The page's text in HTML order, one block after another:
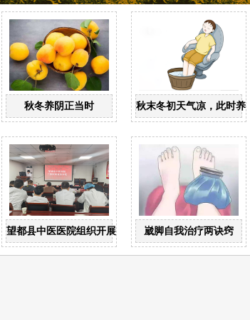
秋冬养阴正当时 秋末冬初天气凉，此时养
刮后背
望都县中医医院组织开展三级医师查房竞赛活动
崴脚自我治疗两诀窍